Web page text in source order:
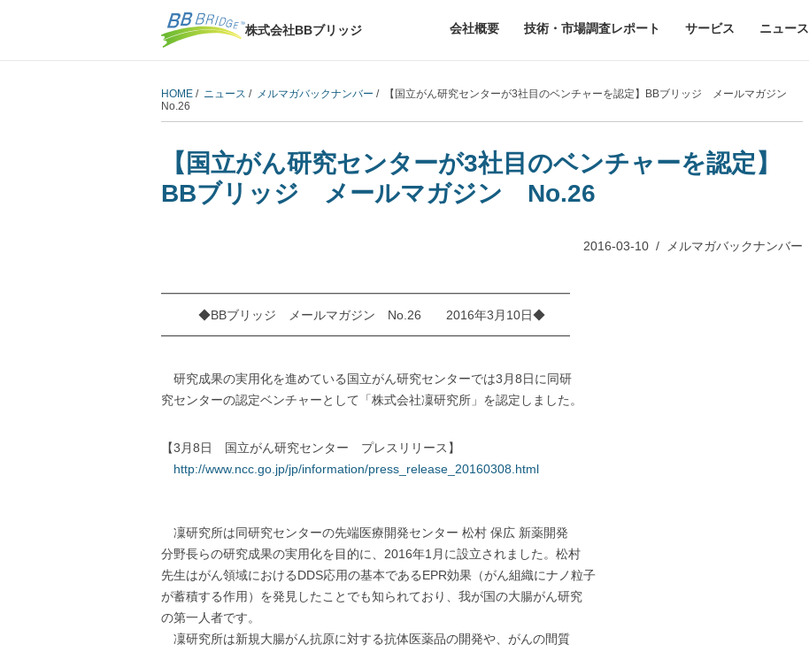
株式会社BBブリッジ 会社概要 技術・市場調査レポート サービス ニュース
HOME / ニュース / メルマガバックナンバー / 【国立がん研究センターが3社目のベンチャーを認定】BBブリッジ メールマガジン
No.26
【国立がん研究センターが3社目のベンチャーを認定】
BBブリッジ メールマガジン No.26
2016-03-10 / メルマガバックナンバー
━━━━━━━━━━━━━━━━━━━━━━━━━━━━━━━━━
◆BBブリッジ メールマガジン No.26 2016年3月10日◆
━━━━━━━━━━━━━━━━━━━━━━━━━━━━━━━━━
研究成果の実用化を進めている国立がん研究センターでは3月8日に同研
究センターの認定ベンチャーとして「株式会社凜研究所」を認定しました。
【3月8日 国立がん研究センター プレスリリース】
http://www.ncc.go.jp/jp/information/press_release_20160308.html
凜研究所は同研究センターの先端医療開発センター 松村 保広 新薬開発
分野長らの研究成果の実用化を目的に、2016年1月に設立されました。松村
先生はがん領域におけるDDS応用の基本であるEPR効果（がん組織にナノ粒子
が蓄積する作用）を発見したことでも知られており、我が国の大腸がん研究
の第一人者です。
凜研究所は新規大腸がん抗原に対する抗体医薬品の開発や、がんの間質